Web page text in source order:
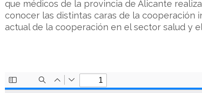
que médicos de la provincia de Alicante
conocer las distintas caras de la cooperación
actual de la cooperación en el sector salud y